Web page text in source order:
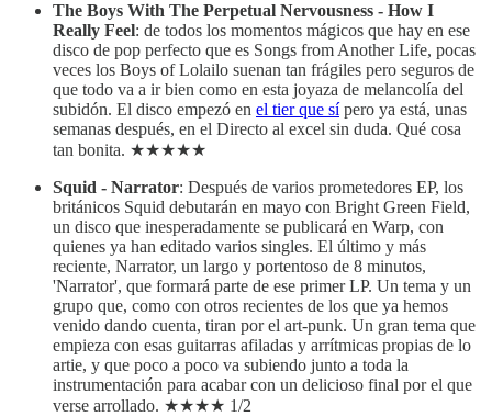
The Boys With The Perpetual Nervousness - How I
Really Feel: de todos los momentos mágicos que hay en ese
disco de pop perfecto que es Songs from Another Life, pocas
veces los Boys of Lolailo suenan tan frágiles pero seguros de
que todo va a ir bien como en esta joyaza de melancolía del
subidón. El disco empezó en el tier que sípero ya está, unas
semanas después, en el Directo al excel sin duda. Qué cosa
tan bonita. ★★★★★
Squid - Narrator: Después de varios prometedores EP, los
británicos Squid debutarán en mayo con Bright Green Field,
un disco que inesperadamente se publicará en Warp, con
quienes ya han editado varios singles. El último y más
reciente, Narrator, un largo y portentoso de 8 minutos,
'Narrator', que formará parte de ese primer LP. Un tema y un
grupo que, como con otros recientes de los que ya hemos
venido dando cuenta, tiran por el art-punk. Un gran tema que
empieza con esas guitarras afiladas y arrítmicas propias de lo
artie, y que poco a poco va subiendo junto a toda la
instrumentación para acabar con un delicioso final por el que
verse arrollado. ★★★★ 1/2